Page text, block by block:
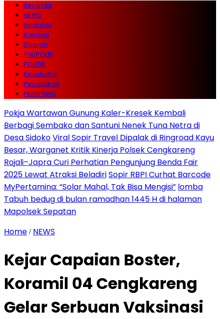
Beranda
NEWS
Nasional
Kriminal
Daerah
TNI/POLRI
POLITIK
Kesehatan
Pendidikan
PERISTIWA
Pokja Wartawan Gunung Kaler-Kresek Kembali
Berbagi Sembako dan Santuni Nenek Tuna Netra di
Desa SidokoViral Sopir Travel Dipalak di Ringroad Kayu
Besar, Warganet Kritik Kinerja Polsek Cengkareng
Rojali–Japra Curi Perhatian Pengunjung Benda Fair
2025 Lewat Atraksi BeladiriSopir RBPI Curhat Barcode
MyPertamina: “Solar Mahal, Tak Bisa Mengisi” lomba
Tabuh bedug di bulan ramadhan 1445 H di halaman
Mapolsek Sepatan
Home / NEWS
Kejar Capaian Boster,
Koramil 04 Cengkareng
Gelar Serbuan Vaksinasi